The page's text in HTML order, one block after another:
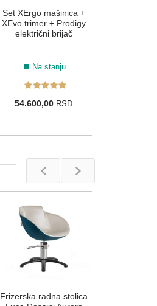
Set XErgo mašinica +
XEvo trimer + Prodigy
električni brijač
Na stanju
54.600,00 RSD
Frizerska radna stolica